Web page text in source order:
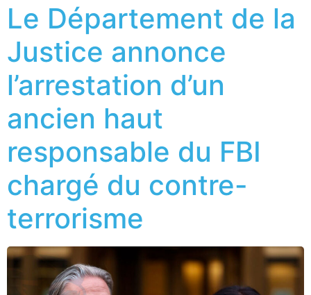
Le Département de la
Justice annonce
l’arrestation d’un
ancien haut
responsable du FBI
chargé du contre-
terrorisme